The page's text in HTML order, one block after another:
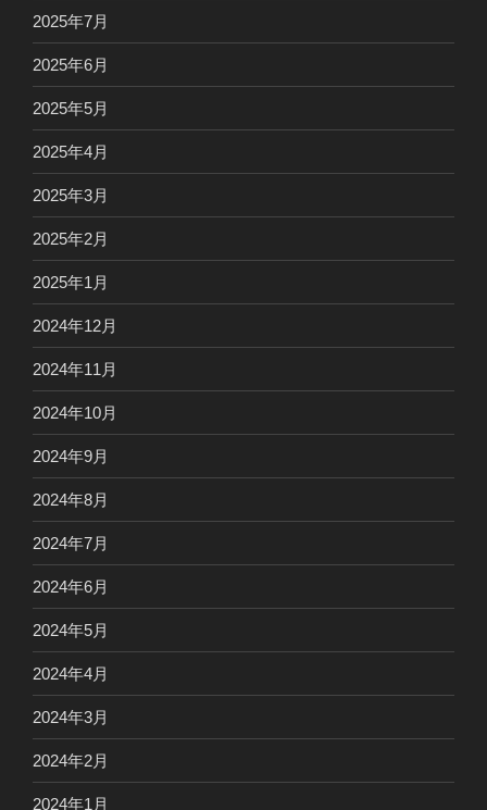
2025年7月
2025年6月
2025年5月
2025年4月
2025年3月
2025年2月
2025年1月
2024年12月
2024年11月
2024年10月
2024年9月
2024年8月
2024年7月
2024年6月
2024年5月
2024年4月
2024年3月
2024年2月
2024年1月